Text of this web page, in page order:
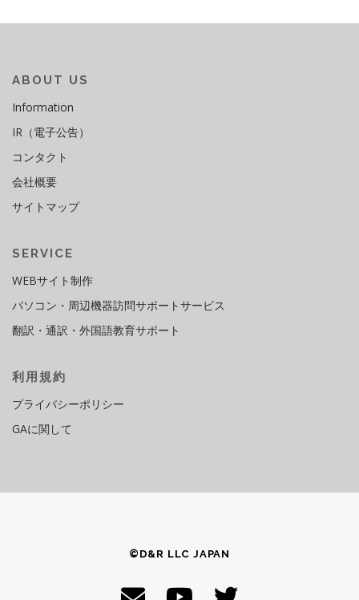
ABOUT US
Information
IR（電子公告）
コンタクト
会社概要
サイトマップ
SERVICE
WEBサイト制作
パソコン・周辺機器訪問サポートサービス
翻訳・通訳・外国語教育サポート
利用規約
プライバシーポリシー
GAに関して
©D&R LLC JAPAN